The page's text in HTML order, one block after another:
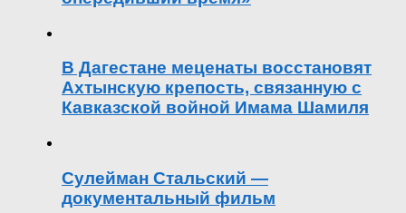
В Дагестане меценаты восстановят
Ахтынскую крепость, связанную с
Кавказской войной Имама Шамиля
Сулейман Стальский —
документальный фильм